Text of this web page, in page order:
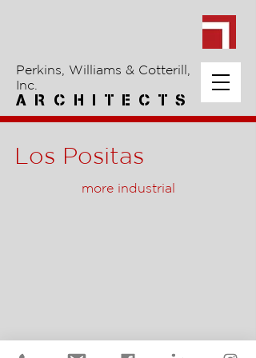
Perkins, Williams & Cotterill,
Inc.
A R C H I T E C T S
Los Positas
more industrial